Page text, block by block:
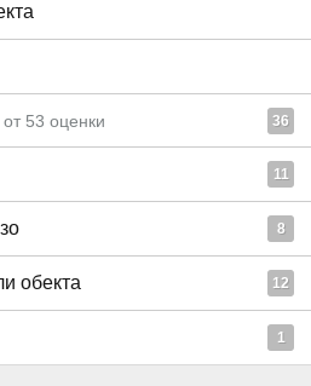
от 53 оценки 36
11
8
обекта 12
1